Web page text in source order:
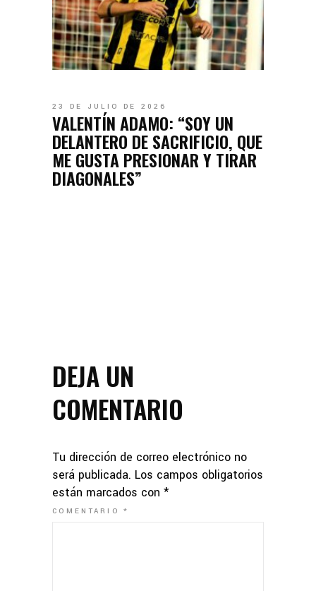
23 DE JULIO DE 2026
VALENTÍN ADAMO: “SOY UN
DELANTERO DE SACRIFICIO, QUE
ME GUSTA PRESIONAR Y TIRAR
DIAGONALES”
DEJA UN
COMENTARIO
Tu dirección de correo electrónico no
será publicada. Los campos obligatorios
están marcados con *
COMENTARIO*